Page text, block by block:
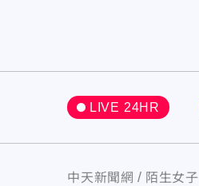
LIVE 24HR
中天新聞網 陌生女子